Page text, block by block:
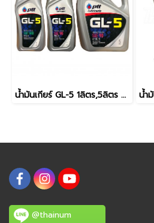
น้ำมันเกียร์ GL-5 1ลิตร,5ลิตร ยี่ห้อ PTT
@thainum